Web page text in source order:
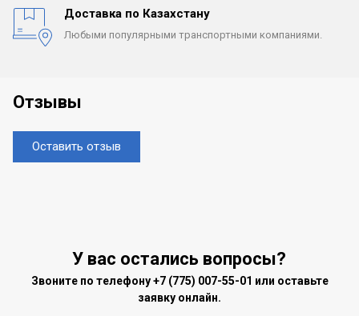
Доставка по Казахстану
Любыми популярными транспортными компаниями.
Отзывы
Оставить отзыв
У вас остались вопросы?
Звоните по телефону+7 (775) 007-55-01 или оставьте
заявку онлайн.